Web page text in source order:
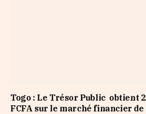
Togo : Le Trésor Public obtient
FCFA sur le marché financier de